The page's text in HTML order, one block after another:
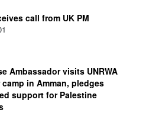
call from UK PM
Ambassador visits UNRWA
camp in Amman, pledges
support for Palestine